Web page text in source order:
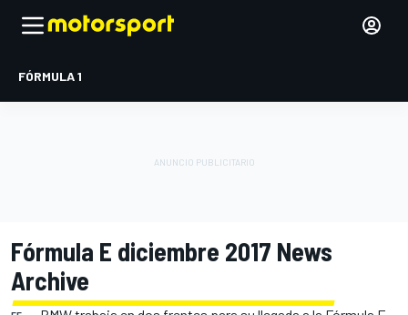
FÓRMULA 1
Fórmula E diciembre 2017 News
Archive